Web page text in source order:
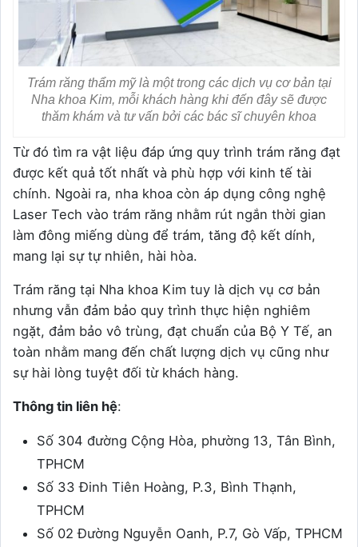
Trám răng thẩm mỹ là một trong các dịch vụ cơ bản tại
Nha khoa Kim, mỗi khách hàng khi đến đây sẽ được
thăm khám và tư vấn bởi các bác sĩ chuyên khoa
Từ đó tìm ra vật liệu đáp ứng quy trình trám răng đạt
được kết quả tốt nhất và phù hợp với kinh tế tài
chính. Ngoài ra, nha khoa còn áp dụng công nghệ
Laser Tech vào trám răng nhằm rút ngắn thời gian
làm đông miếng dùng để trám, tăng độ kết dính,
mang lại sự tự nhiên, hài hòa.
Trám răng tại Nha khoa Kim tuy là dịch vụ cơ bản
nhưng vẫn đảm bảo quy trình thực hiện nghiêm
ngặt, đảm bảo vô trùng, đạt chuẩn của Bộ Y Tế, an
toàn nhằm mang đến chất lượng dịch vụ cũng như
sự hài lòng tuyệt đối từ khách hàng.
Thông tin liên hệ:
Số 304 đường Cộng Hòa, phường 13, Tân Bình,
TPHCM
Số 33 Đinh Tiên Hoàng, P.3, Bình Thạnh,
TPHCM
Số 02 Đường Nguyễn Oanh, P.7, Gò Vấp, TPHCM